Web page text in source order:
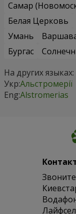
Самар
Белая Церковь
Умань
Бургас
На других языках:
Укр:Альстромерії
Eng:Alstromerias
Лайфсел